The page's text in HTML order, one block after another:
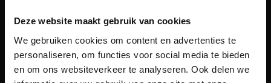
Deze website maakt gebruik van cookies
We gebruiken cookies om content en advertenties te
personaliseren, om functies voor social media te bieden
en om ons websiteverkeer te analyseren. Ook delen we
beelden, kleuren en luxe materialen door op de velden
hieronder te klikken. Bepaal de sfeer van je moodboard
met de achtergrondkleur bovenaan en voeg een titel en
enkele trefwoorden toe voor een persoonlijke touch.